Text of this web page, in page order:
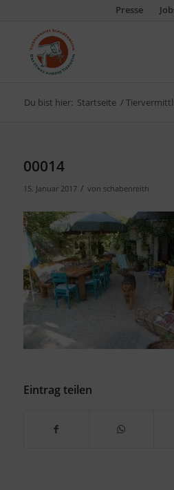
Presse
Du bist hier: Startseite /
00014
15. Januar 2017 / von schabenreith
Eintrag teilen